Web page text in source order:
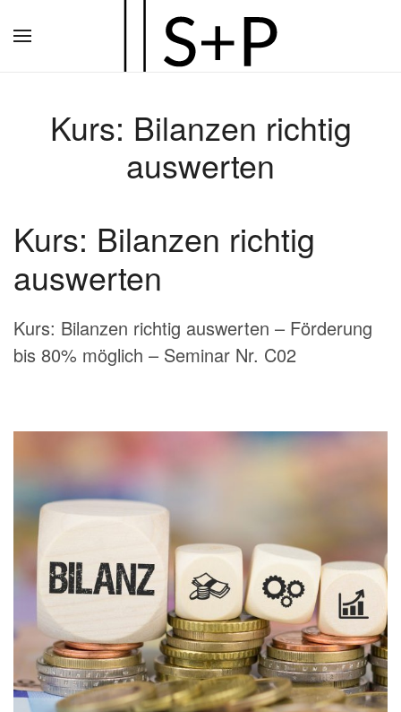
Hauptinhalt
Kurs: Bilanzen richtig
auswerten
Kurs: Bilanzen richtig
auswerten
Kurs: Bilanzen richtig auswerten – Förderung
bis 80% möglich – Seminar Nr. C02